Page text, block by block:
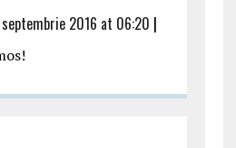
2016 at 06:20 |